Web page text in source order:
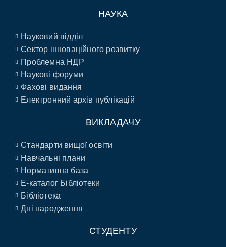
НАУКА
Науковий відділ
Сектор інноваційного розвитку
Проблемна НДР
Наукові форуми
Фахові видання
Електронний архів публікацій
ВИКЛАДАЧУ
Стандарти вищої освіти
Навчальні плани
Нормативна база
E-каталог Бібліотеки
Бібліотека
Дні народження
СТУДЕНТУ